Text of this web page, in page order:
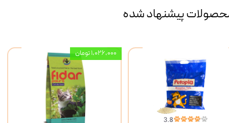
پیشنهاد شده
۱,۰۲۶,۰۰۰ تومان